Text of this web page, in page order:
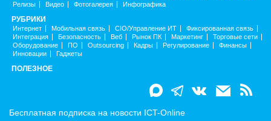
Релизы
Видео Фотогалерея Инфографика
РУБРИКИ
Интернет Мобильная связь CIO/Управление ИТ
Фиксированная связь
Интеграция
Безопасность Веб Рынок ПК Маркетинг
Торговые сети
Оборудование
ПО Outsourcing Кадры Регулирование
Финансы
Инновации
Гаджеты
ПОЛЕЗНОЕ
Бесплатная подписка на новости ICT-Online